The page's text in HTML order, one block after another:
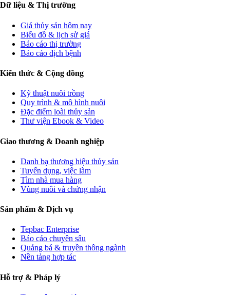
Dữ liệu & Thị trường
Giá thủy sản hôm nay
Biểu đồ & lịch sử giá
Báo cáo thị trường
Báo cáo dịch bệnh
Kiến thức & Cộng đồng
Kỹ thuật nuôi trồng
Quy trình & mô hình nuôi
Đặc điểm loài thủy sản
Thư viện Ebook & Video
Giao thương & Doanh nghiệp
Danh bạ thương hiệu thủy sản
Tuyển dụng, việc làm
Tìm nhà mua hàng
Vùng nuôi và chứng nhận
Sản phẩm & Dịch vụ
Tepbac Enterprise
Báo cáo chuyên sâu
Quảng bá & truyền thông ngành
Nền tảng hợp tác
Hỗ trợ & Pháp lý